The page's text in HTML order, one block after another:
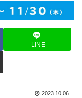
LINE
2023.10.06